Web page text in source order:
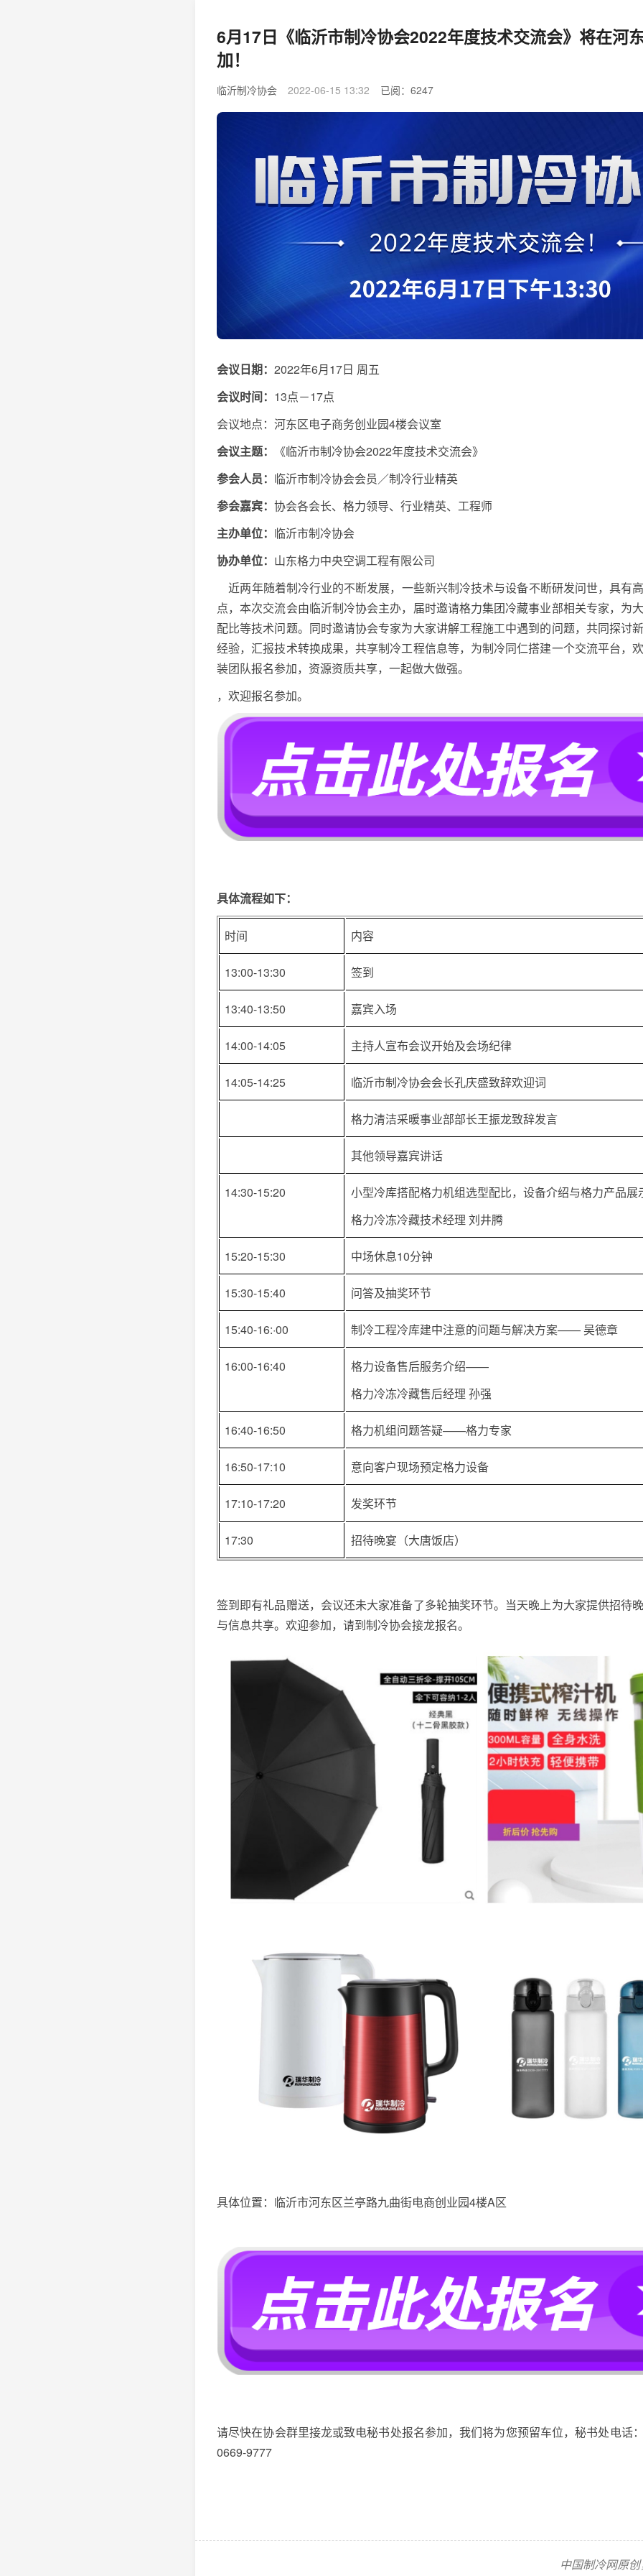
6月17日《临沂市制冷协会2022年度技术交流会》将在河
加！
临沂制冷协会 2022-06-15 13:32 已阅：6247
会议日期： 2022年6月17日 周五
会议时间： 13点－17点
会议地点：河东区电子商务创业园4楼会议室
会议主题：
《临沂市制冷协会2022年度技术交流会》
参会人员： 临沂市制冷协会会员／制冷行业精英
参会嘉宾： 协会各会长、格力领导、行业精英、工程师
主办单位： 临沂市制冷协会
协办单位： 山东格力中央空调工程有限公司
近两年随着制冷行业的不断发展，一些新兴制冷技术与设备不断研发问世，具有
点，本次交流会由临沂制冷协会主办，届时邀请格力集团冷藏事业部相关专家，为
配比等技术问题。同时邀请协会专家为大家讲解工程施工中遇到的问题，共同探讨
经验，汇报技术转换成果，共享制冷工程信息等，为制冷同仁搭建一个交流平台，
装团队报名参加，资源资质共享，一起做大做强。
，欢迎报名参加。
具体流程如下：
时间 内容
13:00-13:30 签到
13:40-13:50 嘉宾入场
14:00-14:05 主持人宣布会议开始及会场纪律
14:05-14:25 临沂市制冷协会会长孔庆盛致辞欢迎词
格力清洁采暖事业部部长王振龙致辞发言
其他领导嘉宾讲话
14:30-15:20
小型冷库搭配格力机组选型配比，设备介绍与格力产品
格力冷冻冷藏技术经理 刘井腾
15:20-15:30 中场休息10分钟
15:30-15:40 问答及抽奖环节
15:40-16:·00 制冷工程冷库建中注意的问题与解决方案—— 吴德章
16:00-16:40
格力设备售后服务介绍——
格力冷冻冷藏售后经理 孙强
16:40-16:50 格力机组问题答疑——格力专家
16:50-17:10 意向客户现场预定格力设备
17:10-17:20 发奖环节
17:30 招待晚宴（大唐饭店）
签到即有礼品赠送，会议还未大家准备了多轮抽奖环节。当天晚上为大家提供招待
与信息共享。欢迎参加，请到制冷协会接龙报名。
具体位置：临沂市河东区兰亭路九曲街电商创业园4楼A区
请尽快在协会群里接龙或致电秘书处报名参加，我们将为您预留车位，秘书处电话
0669-9777
中国制冷网原